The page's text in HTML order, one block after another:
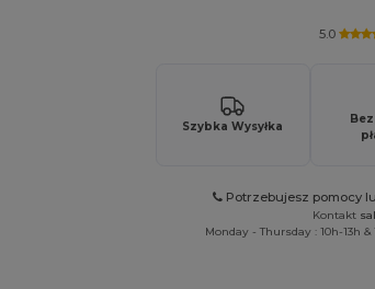
5.0
Szybka Wysyłka
Potrzebujesz pomocy
Kontakt
Monday - Thursday : 10h-13h